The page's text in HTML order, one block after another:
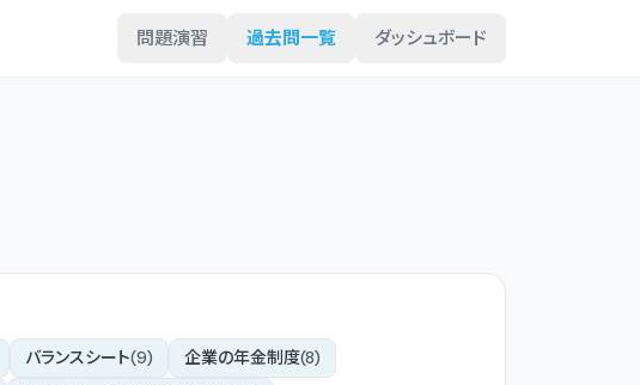
問題演習 過去問一覧 ダッシュボード
バランスシート(9) 企業の年金制度(8)